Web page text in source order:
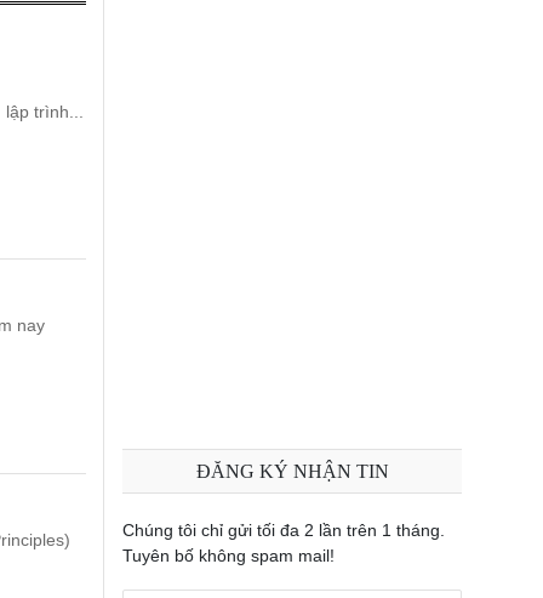
trình...
nay
ĐĂNG KÝ NHẬN TIN
Chúng tôi chỉ gửi tối đa 2 lần trên 1 tháng.
Tuyên bố không spam mail!